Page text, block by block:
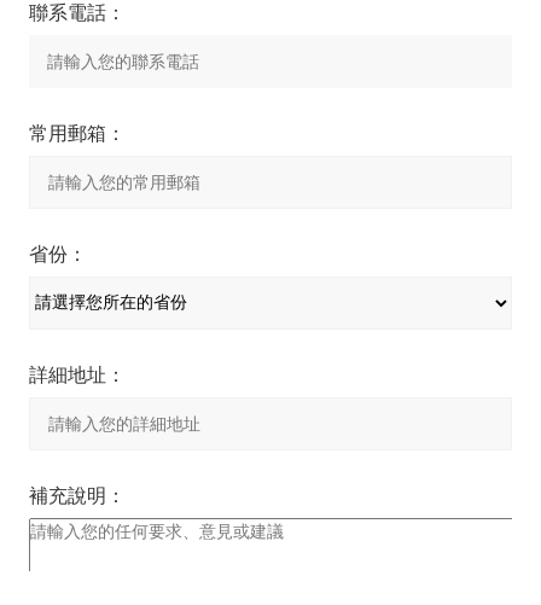
聯系電話：
常用郵箱：
省份：
詳細地址：
補充說明：